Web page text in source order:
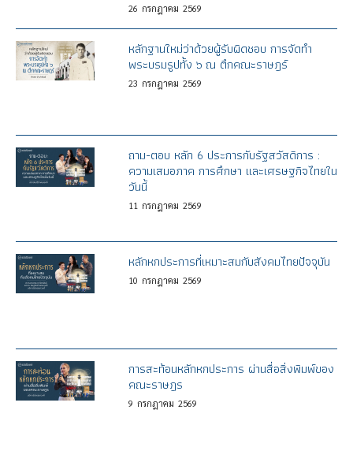
26 กรกฎาคม 2569
หลักฐานใหม่ว่าด้วยผู้รับผิดชอบ การจัดทำ
พระบรมรูปทั้ง ๖ ณ ตึกคณะราษฎร์
23 กรกฎาคม 2569
ถาม-ตอบ หลัก 6 ประการกับรัฐสวัสดิการ :
ความเสมอภาค การศึกษา และเศรษฐกิจไทยใน
วันนี้
11 กรกฎาคม 2569
หลักหกประการที่เหมาะสมกับสังคมไทยปัจจุบัน
10 กรกฎาคม 2569
การสะท้อนหลักหกประการ ผ่านสื่อสิ่งพิมพ์ของ
คณะราษฎร
9 กรกฎาคม 2569